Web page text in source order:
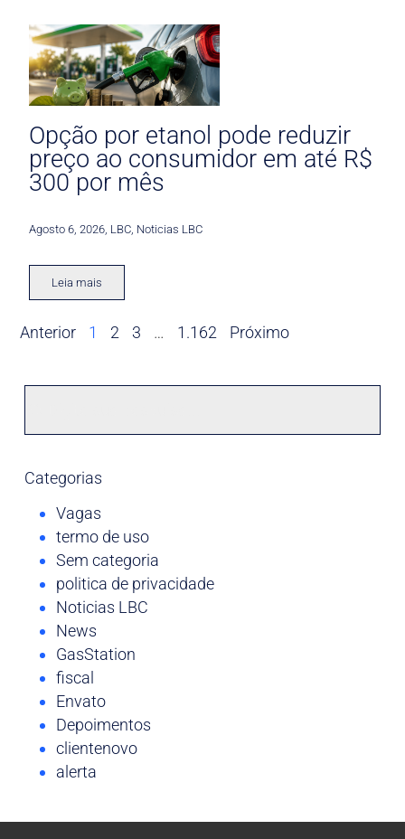
Opção por etanol pode reduzir
preço ao consumidor em até R$
300 por mês
Agosto 6, 2026 LBC Noticias LBC
Leia mais
Anterior 1 2 3 … 1.162 Próximo
Categorias
Vagas
termo de uso
Sem categoria
politica de privacidade
Noticias LBC
News
GasStation
fiscal
Envato
Depoimentos
clientenovo
alerta